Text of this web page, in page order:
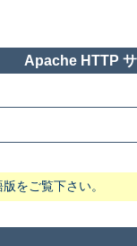
Apache HTTP
をご覧下さい。